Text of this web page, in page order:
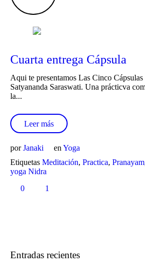
Cuarta entrega Cápsula
Aqui te presentamos Las Cinco
Satyananda Saraswati. Una prácticva
la...
Leer más
porJanaki en Yoga
Etiquetas Meditación, Practica, Pranayam
yoga Nidra
0
1
Entradas recientes